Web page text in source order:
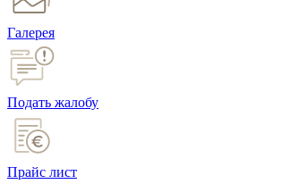
Галерея
Подать жалобу
Прайс лист